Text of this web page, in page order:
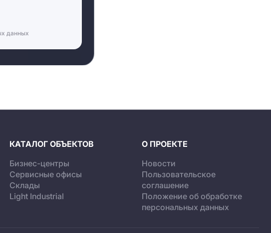
данных
КАТАЛОГ ОБЪЕКТОВ
Бизнес-центры
Сервисные офисы
Склады
Light Industrial
О ПРОЕКТЕ
Новости
Пользовательское
соглашение
Положение об обработке
персональных данных